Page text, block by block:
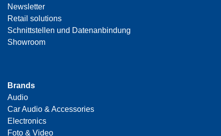
Newsletter
Retail solutions
Schnittstellen und Datenanbindung
Showroom
Brands
Audio
Car Audio & Accessories
Electronics
Foto & Video